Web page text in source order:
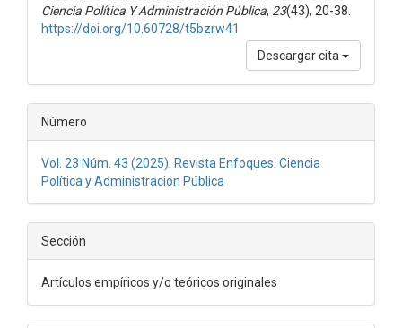
Ciencia Política Y Administración Pública, 23(43), 20-38.
https://doi.org/10.60728/t5bzrw41
Descargar cita
Número
Vol. 23 Núm. 43 (2025): Revista Enfoques: Ciencia
Política y Administración Pública
Sección
Artículos empíricos y/o teóricos originales